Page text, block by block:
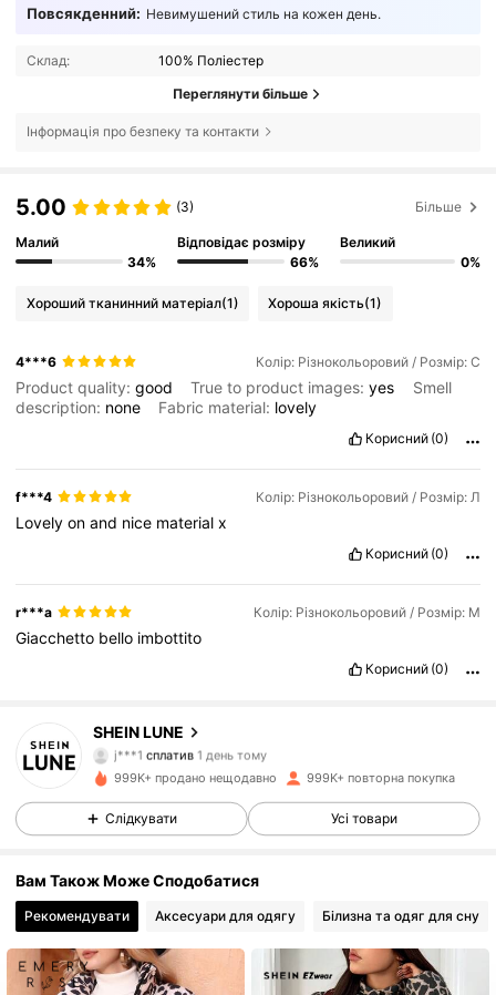
Повсякденний: Невимушений стиль на кожен день.
Склад: 100% Поліестер
Переглянути більше
Інформація про безпеку та контакти
5.00 (3) Більше
Малий
34%
Відповідає розміру
66%
Великий
0%
Хороший тканинний матеріал(1) Хороша якість(1)
4***6 Колір: Різнокольоровий / Розмір: С
Product quality:good True to product images:yes
Smell
description: none Fabric material: lovely
Корисний (0)
f***4 Колір: Різнокольоровий / Розмір: Л
Lovelyonand nice materialx
Корисний (0)
r***a Колір: Різнокольоровий / Розмір: М
Giacchetto bello imbottito
Корисний (0)
SHEIN LUNE
4.85
1M Підписники
j***1 сплатив 1 день тому
d***7підписався на10 хвилин тому
4.85 1M Підписники
4.85 1M Підписники
4.85 1M Підписники
999K+ продано нещодавно 999K+ повторна покупка
Слідкувати Усі товари
Вам Також Може Сподобатися
Рекомендувати Аксесуари для одягу Білизна та одяг для сну